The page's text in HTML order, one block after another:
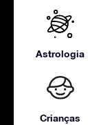
Astrologia
Crianças